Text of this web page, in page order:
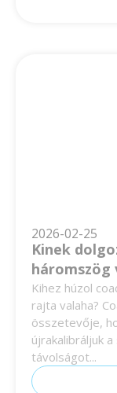
2026-02-25
Kinek
Kihez húzol
rajta valaha?
összetevője,
újrakalibráljuk
távolságot...